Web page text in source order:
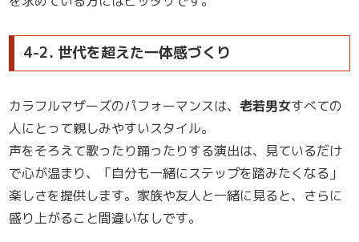
4-2. 世代を超えた一体感づくり
カラフルマザーズのパフォーマンスは、 老若男女すべての
人にとって親しみやすいスタイル。
声をそろえて歌ったり踊ったりする演出は、見ているだけ
で心が温まり、「自分も一緒にステップを踏みたくなる」
楽しさを提供します。家族や友人と一緒に見ると、さらに
盛り上がること間違いなしです。